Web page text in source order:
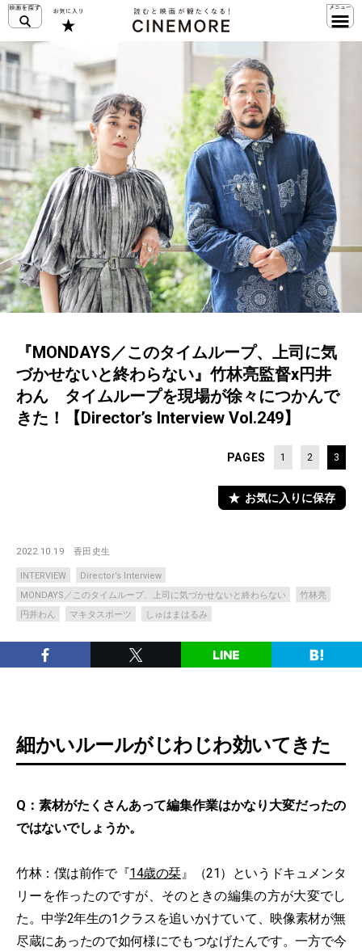
『MONDAYS／このタイムループ、上司に気
づかせないと終わらない』竹林亮監督x円井
わん タイムループを現場が徐々につかんで
きた！【Director’s Interview Vol.249】
PAGES 1 2 3
お気に入りに保存
2022.10.19 香田史生
INTERVIEW
Director’s Interview
MONDAYS／このタイムループ、上司に気づかせないと終わらない
竹林亮
円井わん
マキタスポーツ しゅはまはるみ
細かいルールがじわじわ効いてきた
Q：素材がたくさんあって編集作業はかなり大変だったの
ではないでしょうか。
竹林：僕は前作で『14歳の栞』（21）というドキュメンタ
リーを作ったのですが、そのときの編集の方が大変でし
た。中学2年生の1クラスを追いかけていて、映像素材が無
尽蔵にあったので如何様にでもつなげたんです。一方で今